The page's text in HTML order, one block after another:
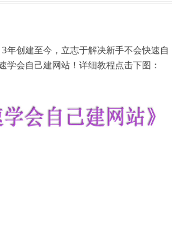
创建至今，立志于解决新手不会快速自
会自己建网站！详细教程点击下图：